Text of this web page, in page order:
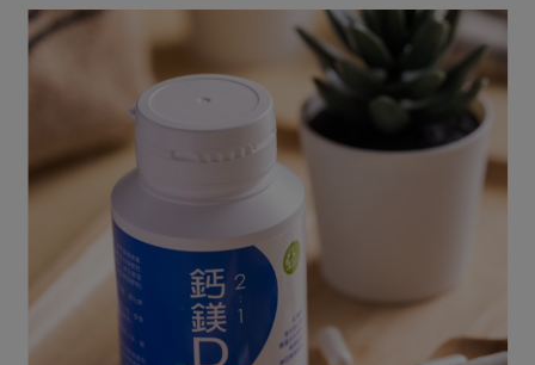
辛香料類
乳製品
豆製品 米麵雜糧
肉品・水產
畜產肉類 水產
水畜加工品
麵食
常備菜
料理方式
預購活動
把最好的台灣味帶回家！
防災用品預購圓滿結束
2026年端午節預購圓滿結束
更多預購活動
當季產品
合作25-經典快閃最後一週
合作25-精選產品第四彈
綠主張
一籃菜真心話
社內大小事 合作聯合國
樂齡生活 親子食育
廚房瑜伽
認識合作社
關於我們
合作社組織
員工與求才
產品檢驗
重要公告